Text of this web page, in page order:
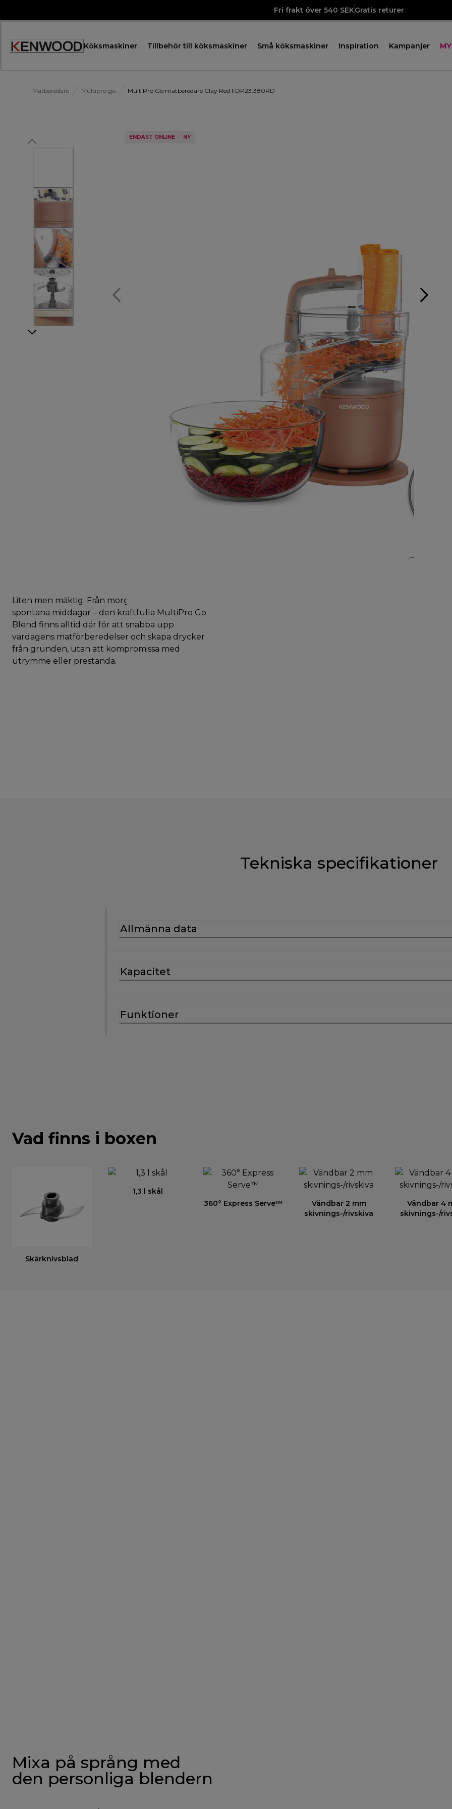
Fri frakt över 540 SEKGratis returer
Accessibility
Köksmaskiner Tillbehör till köksmaskiner Små köksmaskiner Inspiration Kampanjer
Matberedare Multipro go MultiPro Go matberedare Clay Red FDP23.380RD
ENDAST ONLINE NY
Liten men mäktig. Från morgonsmoothies till
spontana middagar – den kraftfulla MultiPro Go
Blend finns alltid där för att snabba upp
vardagens matförberedelser och skapa drycker
från grunden, utan att kompromissa med
utrymme eller prestanda.
Tekniska specifikationer
Allmänna data
Kapacitet
Funktioner
Vad finns i boxen
Skärknivsblad
1,3 l skål
360° Express Serve™
Vändbar 2 mm
skivnings-/rivskiva
Vändbar 4
skivnings-/
Mixa på språng med
den personliga blendern